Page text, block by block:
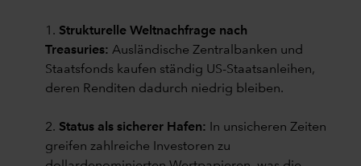
1. Strukturelle Weltnachfrage nach
Treasuries: Ausländische Zentralbanken und
Staatsfonds kaufen ständig US-Staatsanleihen,
deren Renditen dadurch niedrig bleiben.
2. Status als sicherer Hafen: In unsicheren Zeiten
greifen zahlreiche Investoren zu